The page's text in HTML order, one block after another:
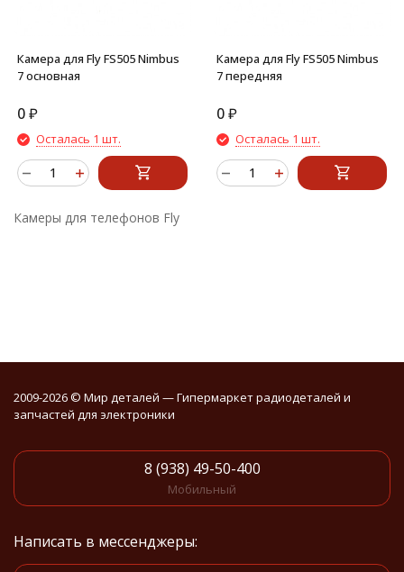
Камера для Fly FS505 Nimbus
7 основная
0₽
Осталась 1 шт.
Камера для Fly FS505 Nimbus
7 передняя
0₽
Осталась 1 шт.
Камеры для телефонов Fly
2009-2026 © Мир деталей — Гипермаркет радиодеталей и
запчастей для электроники
8 (938) 49-50-400
Мобильный
Написать в мессенджеры: